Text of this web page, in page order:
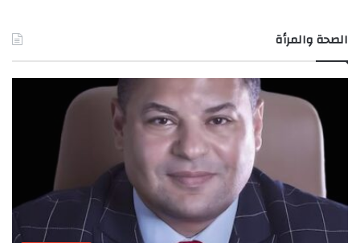
الصحة والمرأة